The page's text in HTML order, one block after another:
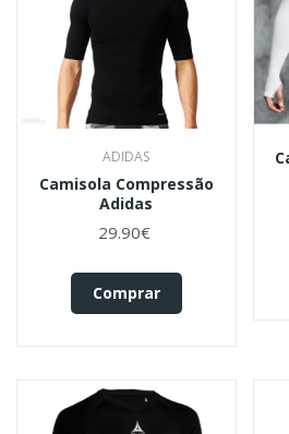
ADIDAS
Camisola Compressão
Adidas
29.90€
Comprar